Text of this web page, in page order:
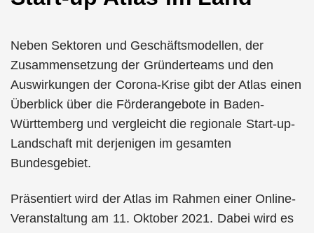
Neben Sektoren und Geschäftsmodellen, der
Zusammensetzung der Gründerteams und den
Auswirkungen der Corona-Krise gibt der Atlas einen
Überblick über die Förderangebote in Baden-
Württemberg und vergleicht die regionale Start-up-
Landschaft mit derjenigen im gesamten
Bundesgebiet.
Präsentiert wird der Atlas im Rahmen einer Online-
Veranstaltung am 11. Oktober 2021. Dabei wird es